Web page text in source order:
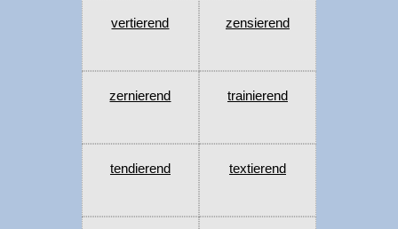
vertierend zensierend
zernierend trainierend
tendierend textierend